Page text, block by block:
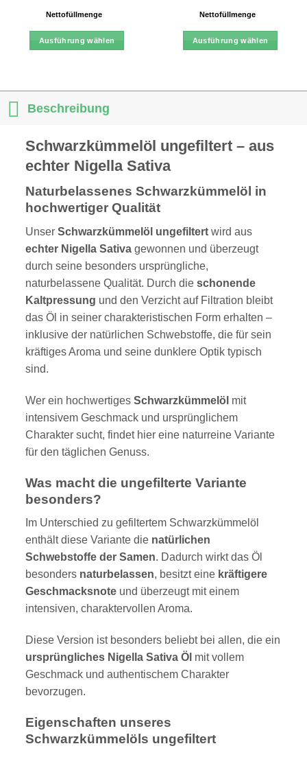
Nettofüllmenge
Ausführung wählen
Varianten
Die
können
auf
der
Produktseite
gewählt
werden
Nettofüllmenge
Ausführung wählen
Die
auf
gewählt
werden
Beschreibung
Schwarzkümmelöl ungefiltert – aus
echter Nigella Sativa
Naturbelassenes Schwarzkümmelöl in
hochwertiger Qualität
Unser Schwarzkümmelöl ungefiltertwird aus
echter Nigella Sativagewonnen und überzeugt
durch seine besonders ursprüngliche,
naturbelassene Qualität. Durch die schonende
Kaltpressung und den Verzicht auf Filtration bleibt
das Öl in seiner charakteristischen Form erhalten –
inklusive der natürlichen Schwebstoffe, die für sein
kräftiges Aroma und seine dunklere Optik typisch
sind.
Wer ein hochwertiges Schwarzkümmelöl mit
intensivem Geschmack und ursprünglichem
Charakter sucht, findet hier eine naturreine Variante
für den täglichen Genuss.
Was macht die ungefilterte Variante
besonders?
Im Unterschied zu gefiltertem Schwarzkümmelöl
enthält diese Variante die natürlichen
Schwebstoffe der Samen. Dadurch wirkt das Öl
besonders naturbelassen, besitzt eine kräftigere
Geschmacksnoteund überzeugt mit einem
intensiven, charaktervollen Aroma.
Diese Version ist besonders beliebt bei allen, die ein
ursprüngliches Nigella Sativa Öl mit vollem
Geschmack und authentischem Charakter
bevorzugen.
Eigenschaften unseres
Schwarzkümmelöls ungefiltert